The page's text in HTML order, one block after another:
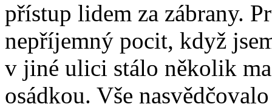
přístup lidem za zábrany.
nepříjemný pocit, když
v jiné ulici stálo několik
osádkou. Vše